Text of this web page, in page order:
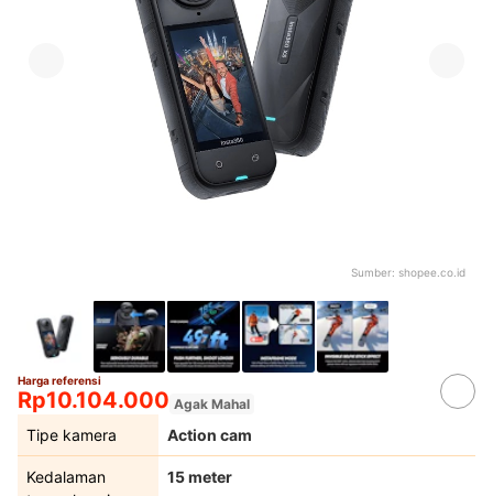
Sumber: shopee.co.id
Harga referensi
Rp10.104.000 Agak Mahal
Tipe kamera Action cam
Kedalaman
15 meter